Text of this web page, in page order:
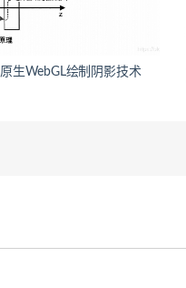
原生WebGL绘制阴影技术